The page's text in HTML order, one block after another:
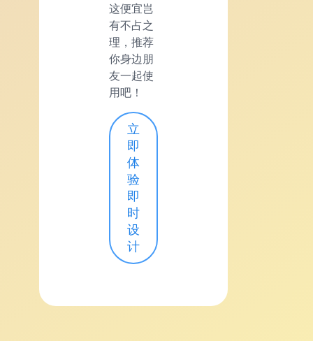
这便宜岂
有不占之
理，推荐
你身边朋
友一起使
用吧！
立
即
体
验
即
时
设
计